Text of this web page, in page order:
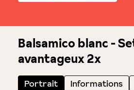
Balsamico blanc -
avantageux 2x
Portrait Informations